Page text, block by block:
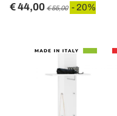
€ 44,00 € 55,00 - 20%